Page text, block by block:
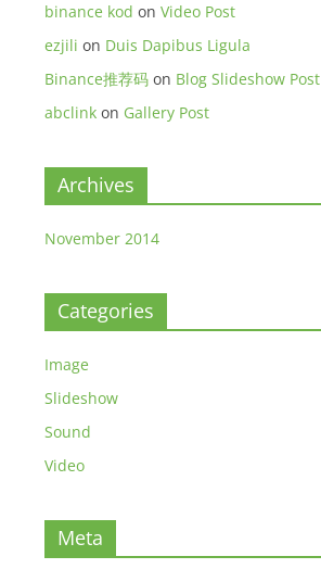
binance kod on Video Post
ezjili on Duis Dapibus Ligula
Binance推荐码 on Blog Slideshow Post
abclink on Gallery Post
Archives
November 2014
Categories
Image
Slideshow
Sound
Video
Meta